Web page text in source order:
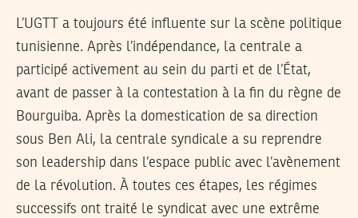
L’UGTT a toujours été influente sur la scène politique
tunisienne. Après l’indépendance, la centrale a
participé activement au sein du parti et de l’État,
avant de passer à la contestation à la fin du règne de
Bourguiba. Après la domestication de sa direction
sous Ben Ali, la centrale syndicale a su reprendre
son leadership dans l’espace public avec l’avènement
de la révolution. À toutes ces étapes, les régimes
successifs ont traité le syndicat avec une extrême